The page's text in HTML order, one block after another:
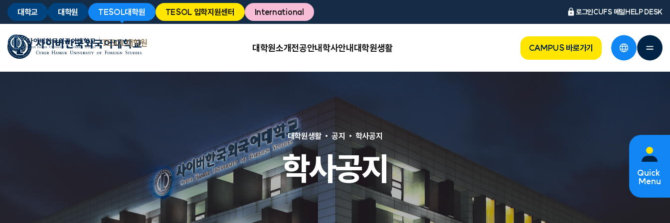
대학교 대학원 TESOL대학원 TESOL 입학지원센터 International 로그인CUFS 메일HELP DESK
CAMPUS 바로가기
대학원소개전공안내학사안내대학원생활
학사공지
대학원생활 공지 학사공지
Quick
Menu